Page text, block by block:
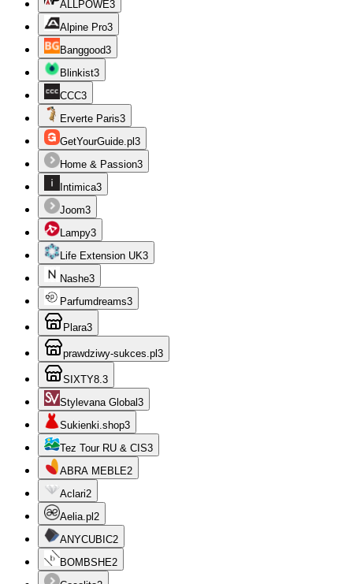
ALLPOWE3
Alpine Pro3
Banggood3
Blinkist3
CCC3
Erverte Paris3
GetYourGuide.pl 3
Home & Passion3
Intimica3
Joom3
Lampy3
Life Extension UK3
Nashe3
Parfumdreams3
Plara3
prawdziwy-sukces.pl 3
SIXTY8. 3
Stylevana Global 3
Sukienki.shop3
Tez Tour RU & CIS3
ABRA MEBLE2
Aclari2
Aelia.pl 2
ANYCUBIC2
BOMBSHE2